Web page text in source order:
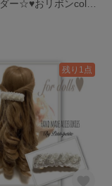
残り1点